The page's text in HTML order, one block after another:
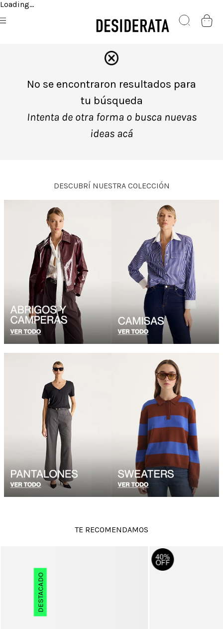
Loading...
No se encontraron resultados para
tu búsqueda
Intenta de otra forma o busca nuevas
ideas acá
DESCUBRÍ NUESTRA COLECCIÓN
TE RECOMENDAMOS
DESTACADO